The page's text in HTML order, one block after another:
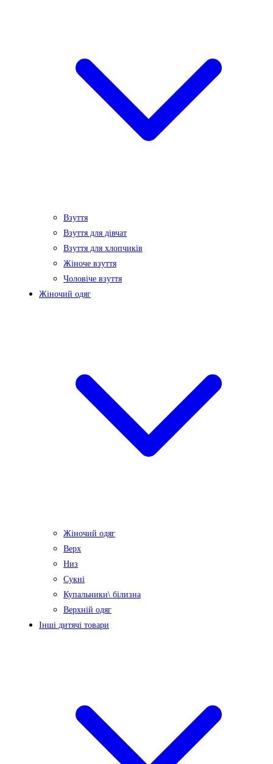
Взуття
Взуття для дівчат
Взуття для хлопчиків
Жіноче взуття
Чоловіче взуття
Жіночий одяг
Жіночий одяг
Верх
Низ
Сукні
Купальники\ білизна
Верхній одяг
Інші дитячі товари